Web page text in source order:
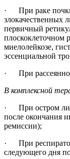
· При раке почки
злокачественных
первичный
плоскоклеточном
миелолейкозе,
эссенциальной
· При
В комплексной
· При остром
после окончания
ремиссии);
· При
следующего дня